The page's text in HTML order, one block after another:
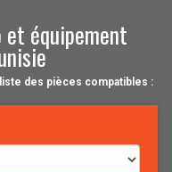
équipement
des pièces compatibles :